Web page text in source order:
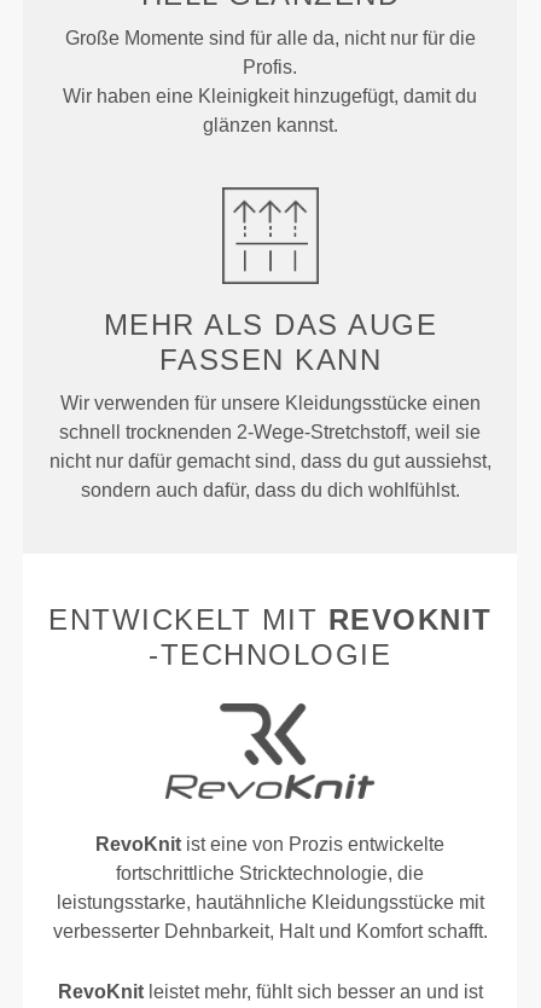
Große Momente sind für alle da, nicht nur für die
Profis.
Wir haben eine Kleinigkeit hinzugefügt, damit du
glänzen kannst.
MEHR ALS DAS AUGE
FASSEN KANN
Wir verwenden für unsere Kleidungsstücke einen
schnell trocknenden 2-Wege-Stretchstoff, weil sie
nicht nur dafür gemacht sind, dass du gut aussiehst,
sondern auch dafür, dass du dich wohlfühlst.
ENTWICKELT MIT REVOKNIT
-TECHNOLOGIE
RevoKnit ist eine von Prozis entwickelte
fortschrittliche Stricktechnologie, die
leistungsstarke, hautähnliche Kleidungsstücke mit
verbesserter Dehnbarkeit, Halt und Komfort schafft.
RevoKnitleistet mehr, fühlt sich besser an und ist